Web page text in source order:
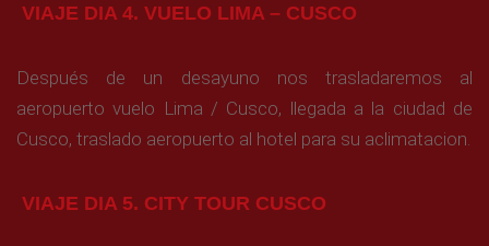
VIAJE DIA 4. VUELO LIMA – CUSCO
Después de un desayuno nos trasladaremos al
aeropuerto vuelo Lima / Cusco, llegada a la ciudad de
Cusco, traslado aeropuerto al hotel para su aclimatacion.
VIAJE DIA 5. CITY TOUR CUSCO